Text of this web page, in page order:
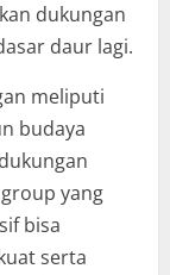
dukungan
daur lagi.
meliputi
budaya
yang
bisa
serta